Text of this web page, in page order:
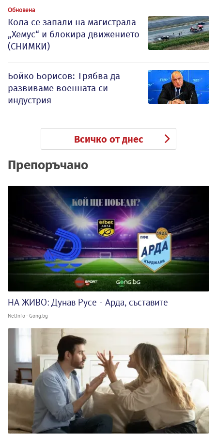
Обновена
Кола се запали на магистрала
„Хемус“ и блокира движението
(СНИМКИ)
Бойко Борисов: Трябва да
развиваме военната си
индустрия
Всичко от днес
Препоръчано
НА ЖИВО: Дунав Русе - Арда, съставите
NetInfo - Gong.bg